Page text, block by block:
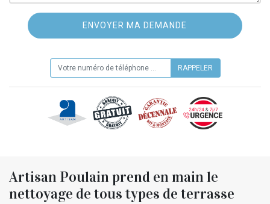
Artisan Poulain prend en main le
nettoyage de tous types de terrasse